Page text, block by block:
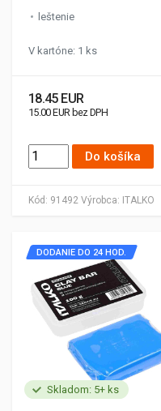
Kód: 91492 Výrobca: ITALKO
leštenie
V kartóne: 1 ks
18.45 EUR
15.00 EUR bez DPH
Do košíka
Skladom: 5+ ks
DODANIE DO 24 HOD.